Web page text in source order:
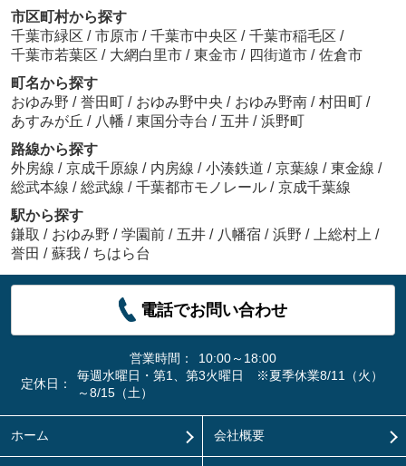
市区町村から探す
千葉市緑区 / 市原市 / 千葉市中央区 / 千葉市稲毛区 /
千葉市若葉区 / 大網白里市 / 東金市 / 四街道市 / 佐倉市
町名から探す
おゆみ野 / 誉田町 / おゆみ野中央 / おゆみ野南 / 村田町 /
あすみが丘 / 八幡 / 東国分寺台 / 五井 / 浜野町
路線から探す
外房線 / 京成千原線 / 内房線 / 小湊鉄道 / 京葉線 / 東金線 /
総武本線 / 総武線 / 千葉都市モノレール / 京成千葉線
駅から探す
鎌取 / おゆみ野 / 学園前 / 五井 / 八幡宿 / 浜野 / 上総村上 /
誉田 / 蘇我 / ちはら台
電話でお問い合わせ
営業時間：
10:00～18:00
定休日：
毎週水曜日・第1、第3火曜日 ※夏季休業8/11（火）
～8/15（土）
ホーム 会社概要